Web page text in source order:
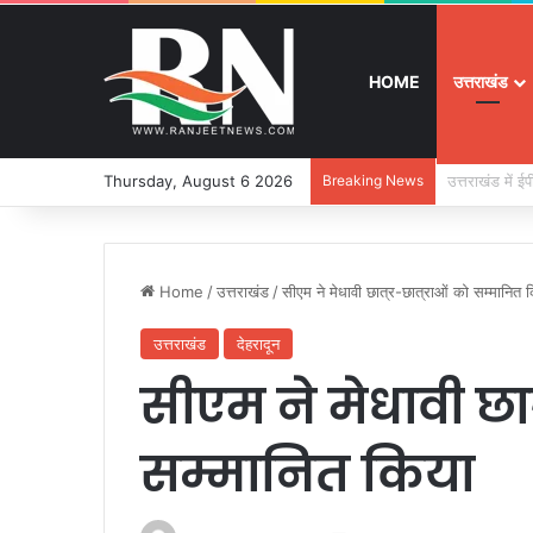
HOME उत्तराखंड
Thursday, August 6 2026 Breaking News बुजुर्ग-
Home /उत्तराखंड /सीएम ने मेधावी छात्र-छात्राओं को सम्मानित
उत्तराखंड देहरादून
सीएम ने मेधावी
सम्मानित किया